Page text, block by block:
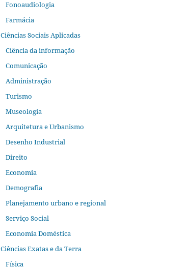
Fonoaudiologia
Farmácia
Ciências Sociais Aplicadas
Ciência da informação
Comunicação
Administração
Turismo
Museologia
Arquitetura e Urbanismo
Desenho Industrial
Direito
Economia
Demografia
Planejamento urbano e regional
Serviço Social
Economia Doméstica
Ciências Exatas e da Terra
Física